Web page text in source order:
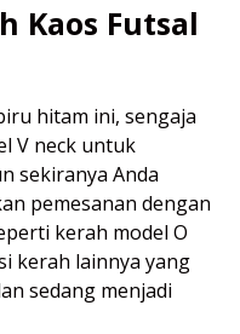
Kaos Futsal
hitam ini, sengaja
V neck untuk
sekiranya Anda
pemesanan dengan
kerah model O
kerah lainnya yang
sedang menjadi